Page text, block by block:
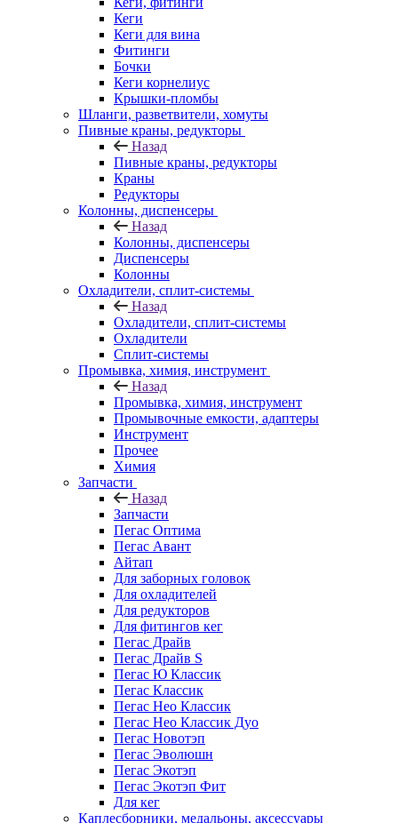
Кеги
Кеги для вина
Фитинги
Бочки
Кеги корнелиус
Крышки-пломбы
Шланги, разветвители, хомуты
Пивные краны, редукторы
Назад
Пивные краны, редукторы
Краны
Редукторы
Колонны, диспенсеры
Назад
Колонны, диспенсеры
Диспенсеры
Колонны
Охладители, сплит-системы
Назад
Охладители, сплит-системы
Охладители
Сплит-системы
Промывка, химия, инструмент
Назад
Промывка, химия, инструмент
Промывочные емкости, адаптеры
Инструмент
Прочее
Химия
Запчасти
Назад
Запчасти
Пегас Оптима
Пегас Авант
Айтап
Для заборных головок
Для охладителей
Для редукторов
Для фитингов кег
Пегас Драйв
Пегас Драйв S
Пегас Ю Классик
Пегас Классик
Пегас Нео Классик
Пегас Нео Классик Дуо
Пегас Новотэп
Пегас Эволюшн
Пегас Экотэп
Пегас Экотэп Фит
Для кег
Каплесборники, медальоны, аксессуары